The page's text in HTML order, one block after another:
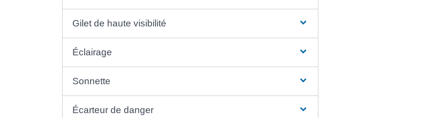
Gilet de haute visibilité
Éclairage
Sonnette
Écarteur de danger